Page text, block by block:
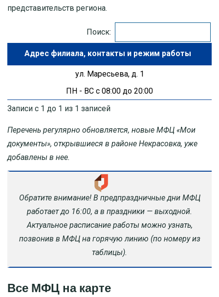
представительств региона.
Поиск:
Адрес филиала
ул. Маресьева, д. 1
ПН - ВС с 08:00 до 20:00
Записи с 1 до 1 из 1 записей
Перечень регулярно обновляется, новые МФЦ «Мои
документы», открывшиеся в районе Некрасовка, уже
добавлены в нее.
Обратите внимание! В предпраздничные дни МФЦ
работает до 16:00, а в праздники — выходной.
Актуальное расписание работы можно узнать,
позвонив в МФЦ на горячую линию (по номеру из
таблицы).
Все МФЦ на карте
ДЗЕРЖИНСКИЙ
ДМИТРОВ
ЧЕХОВ